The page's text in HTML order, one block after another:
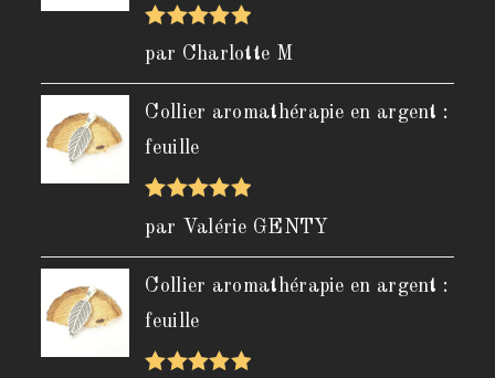
Note5 sur
par Charlotte M
Collier aromathérapie en argent :
feuille
Note5 sur
par Valérie GENTY
Collier aromathérapie en argent :
feuille